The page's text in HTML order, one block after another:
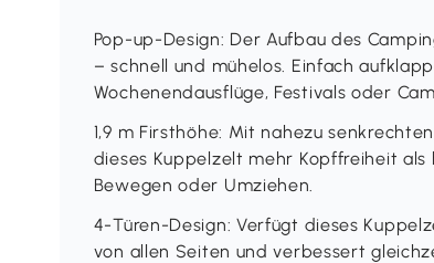
Pop-up-Design: Der Aufbau des
– schnell und mühelos. Einfach
Wochenendausflüge, Festivals oder
1,9 m Firsthöhe: Mit nahezu
dieses Kuppelzelt mehr Kopffreiheit
Bewegen oder Umziehen.
4-Türen-Design: Verfügt dieses
von allen Seiten und verbessert